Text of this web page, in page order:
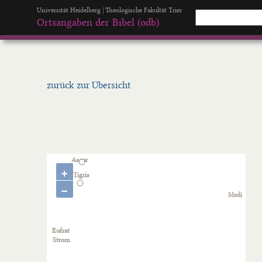
Universität Heidelberg | Theologische Fakultät Trier
Ortsangaben der Bibel (odb)
zurück zur Übersicht
+
−